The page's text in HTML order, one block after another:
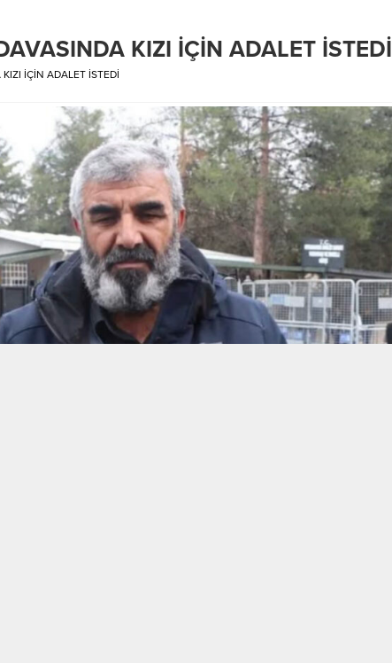
evlenmeden önceki soyadınıKIZI İÇİN ADALET İSTEDİ
İÇİN ADALET İSTEDİ